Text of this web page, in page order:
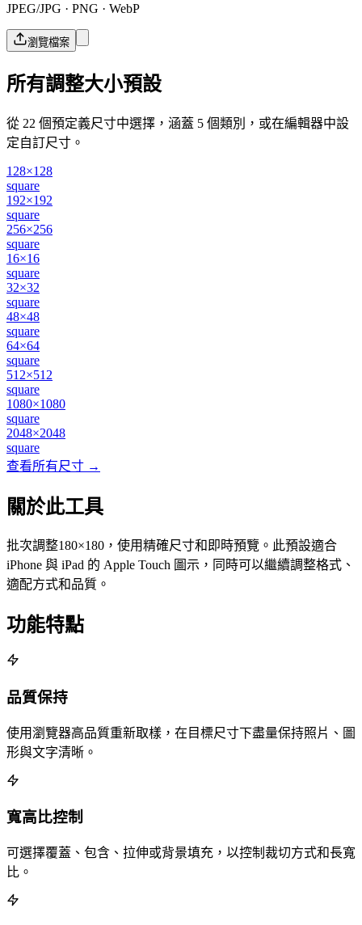
JPEG/JPG · PNG · WebP
瀏覽檔案
所有調整大小預設
從 22 個預定義尺寸中選擇，涵蓋 5 個類別，或在編輯器中設
定自訂尺寸。
128×128
square
192×192
square
256×256
square
16×16
square
32×32
square
48×48
square
64×64
square
512×512
square
1080×1080
square
2048×2048
square
查看所有尺寸 →
關於此工具
批次調整180×180，使用精確尺寸和即時預覽。此預設適合
iPhone 與 iPad 的 Apple Touch 圖示，同時可以繼續調整格式、
適配方式和品質。
功能特點
品質保持
使用瀏覽器高品質重新取樣，在目標尺寸下盡量保持照片、圖
形與文字清晰。
寬高比控制
可選擇覆蓋、包含、拉伸或背景填充，以控制裁切方式和長寬
比。